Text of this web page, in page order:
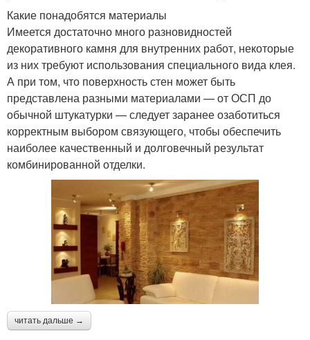
Какие понадобятся материалы
Имеется достаточно много разновидностей
декоративного камня для внутренних работ, некоторые
из них требуют использования специального вида клея.
А при том, что поверхность стен может быть
представлена разными материалами — от ОСП до
обычной штукатурки — следует заранее озаботиться
корректным выбором связующего, чтобы обеспечить
наиболее качественный и долговечный результат
комбинированной отделки.
читать дальше →